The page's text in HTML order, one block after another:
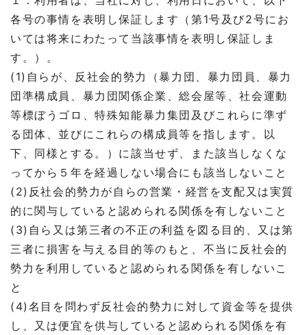
各号の事情を表明し保証します（第1号及び2号にお
いては将来にわたって当該事情を表明し保証しま
す。）。
(1)自らが、反社会的勢力（暴力団、暴力団員、暴力
団準構成員、暴力団関係企業、総会屋等、社会運動
等標ぼうゴロ、特殊知能暴力集団及びこれらに準ず
る団体、並びにこれらの構成員等を指します。以
下、同様とする。）に該当せず、また該当しなくな
ってから５年を経過しない場合にも該当しないこと
(2)反社会的勢力が自らの営業・経営を支配又は実質
的に関与していると認められる関係を有しないこと
(3)自ら又は第三者の不正の利益を図る目的、又は第
三者に損害を与える目的等のもと、不当に反社会的
勢力を利用していると認められる関係を有しないこ
と
(4)名目を問わず反社会的勢力に対して資金等を提供
し、又は便宜を供与していると認められる関係を有